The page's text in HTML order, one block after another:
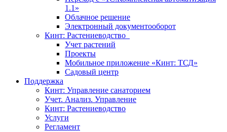
1.1»
Облачное решение
Электронный документооборот
Кинт: Растениеводство
Учет растений
Проекты
Мобильное приложение «Кинт: ТСД»
Садовый центр
Поддержка
Кинт: Управление санаторием
Учет. Анализ. Управление
Кинт: Растениеводство
Услуги
Регламент